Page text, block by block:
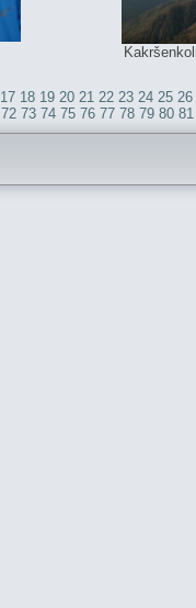
17 18 19 20 21 22 23 24 25 26
72 73 74 75 76 77 78 79 80 81